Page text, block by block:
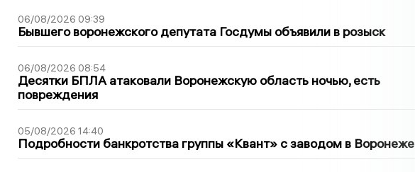
06/08/2026 09:39
Бывшего воронежского депутата Госдумы объявили в розыск
06/08/2026 08:54
Десятки БПЛА атаковали Воронежскую область ночью, есть
повреждения
05/08/2026 14:40
Подробности банкротства группы «Квант» с заводом в Воронеже